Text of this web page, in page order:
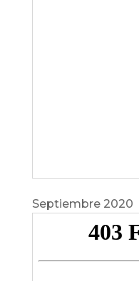
Septiembre 2020